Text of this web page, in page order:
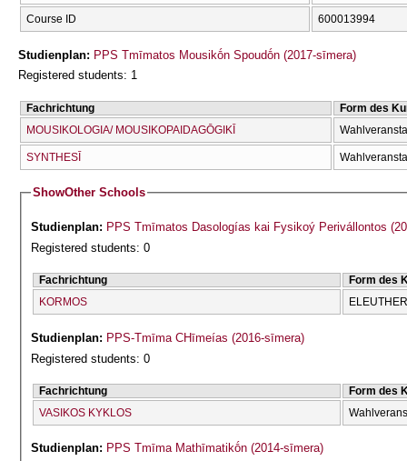
Course ID 600013994
Studienplan: PPS Tmīmatos Mousikṓn Spoudṓn (2017-sīmera)
Registered students: 1
Fachrichtung
Form des
MOUSIKOLOGIA/ MOUSIKOPAIDAGŌGIKĪ
SYNTHESĪ
ShowOther Schools
Studienplan: PPS Tmīmatos Dasologías kai Fysikoý Perivállontos
Registered students: 0
Fachrichtung
Form des
KORMOS
Studienplan: PPS-Tmīma CΗīmeías (2016-sīmera)
Registered students: 0
Fachrichtung
Form des
VASIKOS KYKLOS
Studienplan: PPS Tmīma Mathīmatikṓn (2014-sīmera)